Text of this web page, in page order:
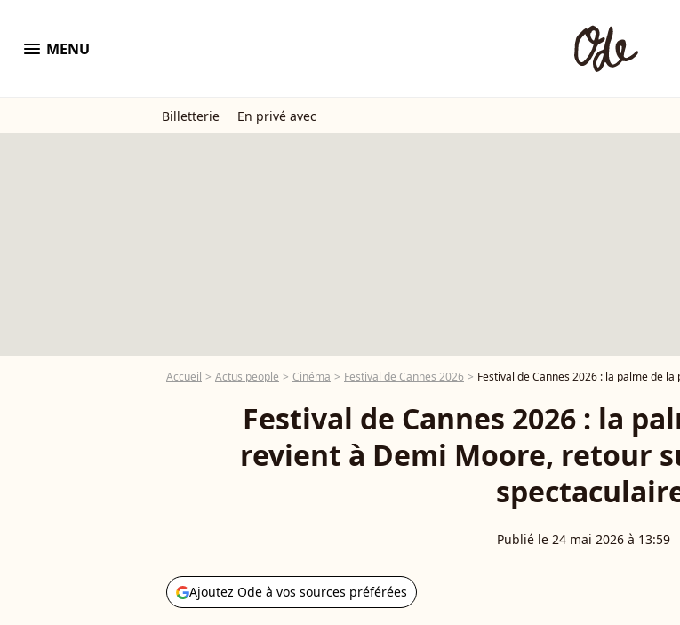
menu MENU
Billetterie En privé avec
Accueil Actus people Cinéma Festival de Cannes 2026 Festival de Cannes 2026 : la palme de la
Festival de Cannes 2026 : la
revient à Demi Moore, retour
Publié le 24 mai 2026 à 13:59
Ajoutez Ode à vos sources préférées